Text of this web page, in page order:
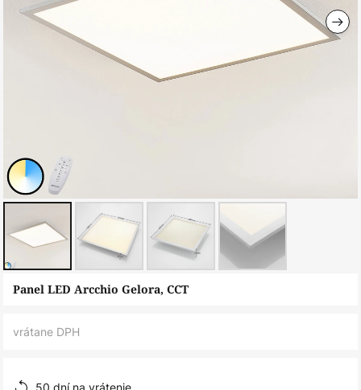
Preskočiť
Panel LED Arcchio Gelora, CCT
vrátane DPH